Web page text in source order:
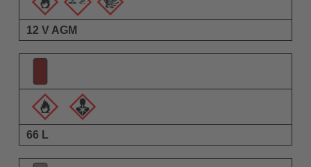
12 V AGM
66 L